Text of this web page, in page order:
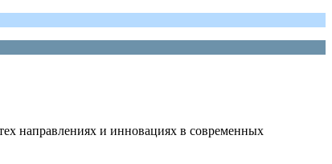
направлениях и инновациях в современных